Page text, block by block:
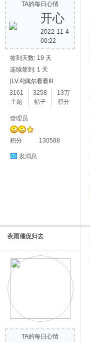
TA的每日心情
开心
2022-11-4
00:22
签到天数: 19 天
连续签到: 1 天
[LV.4]偶尔看看III
3161
主题
3258
帖子
13万
积分
管理员
积分 130588
发消息
夜雨催促归去
TA的每日心情